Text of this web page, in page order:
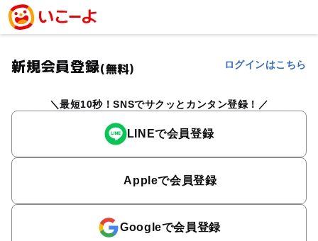
新規会員登録(無料) ログインはこちら
最短10秒！SNSでサクッとカンタン登録！
LINEで会員登録
Appleで会員登録
Googleで会員登録